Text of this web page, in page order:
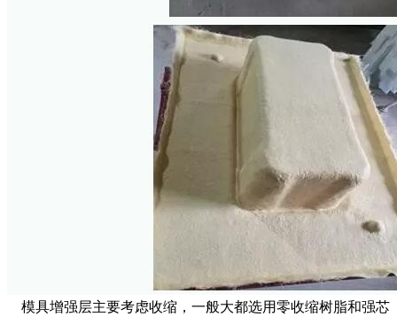
模具增强层主要考虑收缩，一般大都选用零收缩树脂和强芯